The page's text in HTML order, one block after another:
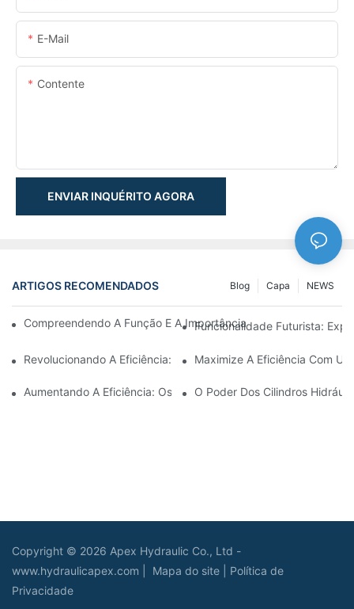
E-Mail
Contente
ENVIAR INQUÉRITO AGORA
ARTIGOS RECOMENDADOS NEWS
Capa
Blog
Compreendendo A Função E A Importância Dos Cilindros
Funcionalidade Futurista:
Revolucionando A Eficiência: O Cilindro Telescópico Elétrico
Maximize A Eficiência Com
Aumentando A Eficiência: Os Benefícios De Um Cilindro
O Poder Dos Cilindros
Copyright © 2026 Apex Hydraulic Co., Ltd -
www.hydraulicapex.com | Mapa do site
Política de
Privacidade